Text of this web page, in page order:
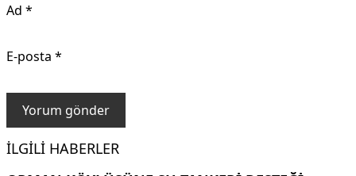
Ad *
E-posta *
İLGILI HABERLER